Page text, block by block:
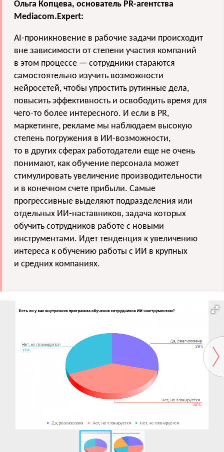
Ольга Копцева, основатель PR-агентства
Mediacom.Expert:
‎AI-проникновение в рабочие задачи происходит
вне зависимости от степени участия компаний
в этом процессе — сотрудники стараются
самостоятельно изучить возможности
нейросетей, чтобы упростить рутинные дела,
повысить эффективность и освободить время для
чего-то более интересного. И если в PR,
маркетинге, рекламе мы наблюдаем высокую
степень погружения в ИИ-возможности,
то в других сферах работодатели еще не очень
понимают, как обучение персонала может
стимулировать увеличение производительности
и в конечном счете прибыли. Самые
прогрессивные выделяют подразделения или
отдельных ИИ-наставников, задача которых
обучить сотрудников работе с новыми
инструментами. Идет тенденция к увеличению
интереса к обучению работы с ИИ в крупных
и средних компаниях.